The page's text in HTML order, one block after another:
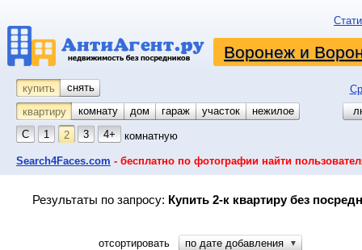
Воронеж и
купить снять
квартиру
комнату койко-место
дом гараж участок
нежилое
С
1 2 3 4+ комнатную
Search4Faces.com - бесплатно по фотографии найти
Результаты по запросу: Купить 2-к квартиру без
отсортировать по дате добавления ▼